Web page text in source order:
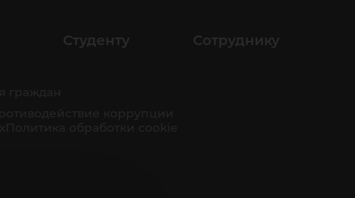
Студенту Сотруднику